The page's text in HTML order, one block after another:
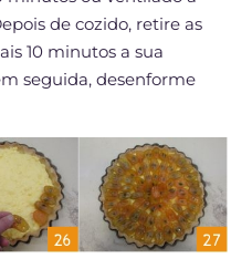
de cozido, retire as
10 minutos a sua
seguida, desenforme